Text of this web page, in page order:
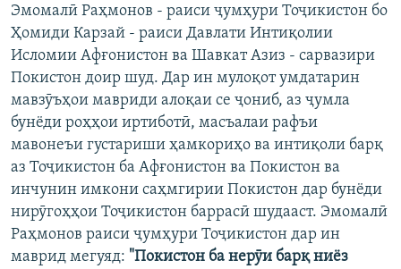
Эмомалӣ Раҳмонов - раиси ҷумҳури Тоҷикистон бо
Ҳомиди Карзай - раиси Давлати Интиқолии
Исломии Афғонистон ва Шавкат Азиз - сарвазири
Покистон доир шуд. Дар ин мулоқот умдатарин
мавзӯъҳои мавриди алоқаи се ҷониб, аз ҷумла
бунёди роҳҳои иртиботӣ, масъалаи рафъи
мавонеъи густариши ҳамкориҳо ва интиқоли барқ
аз Тоҷикистон ба Афғонистон ва Покистон ва
инчунин имкони саҳмгирии Покистон дар бунёди
нирӯгоҳҳои Тоҷикистон баррасӣ шудааст. Эмомалӣ
Раҳмонов раиси ҷумҳури Тоҷикистон дар ин
маврид мегуяд: "Покистон ба нерӯи барқ ниёз